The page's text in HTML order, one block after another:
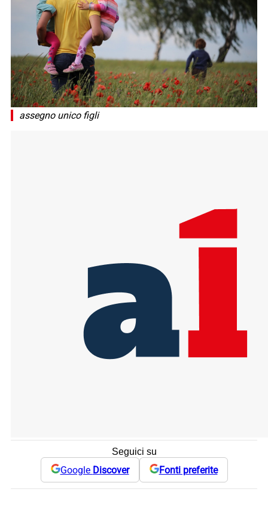
assegno unico figli
Seguici su
Google Discover Fonti preferite